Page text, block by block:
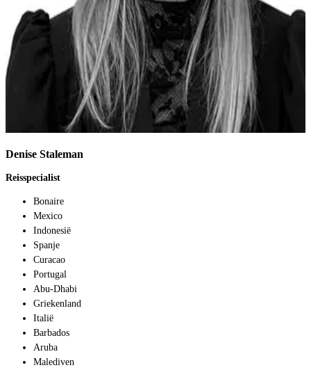
Denise Staleman
Reisspecialist
Bonaire
Mexico
Indonesië
Spanje
Curacao
Portugal
Abu-Dhabi
Griekenland
Italië
Barbados
Aruba
Malediven